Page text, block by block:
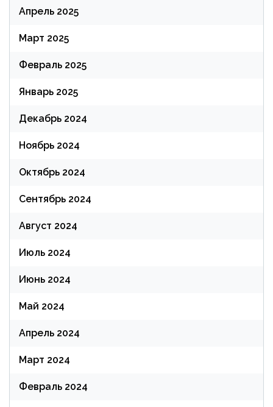
Апрель 2025
Март 2025
Февраль 2025
Январь 2025
Декабрь 2024
Ноябрь 2024
Октябрь 2024
Сентябрь 2024
Август 2024
Июль 2024
Июнь 2024
Май 2024
Апрель 2024
Март 2024
Февраль 2024